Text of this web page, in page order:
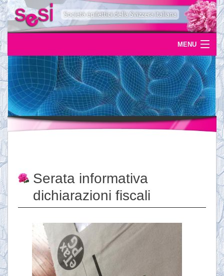
MENU
Home
Uscite
Eventi
News
Servizi
Documentazione
Ordinazioni
Serata informativa
dichiarazioni fiscali